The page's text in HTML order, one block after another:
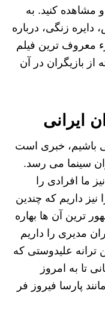
مشاهده کنید. به
دایره زنگی، درباره
و یا رحمان 1400 جزء معروف ترین فیلم
بازیگران در آن
ایرانی
باشیم، خبری است
سینما می رسد.
ما افرادی را
نیز داریم که چندین
ترین آن ها بهاره
مدیری را داریم
ترانه علیدوستی که
تا به امروز
پارسا فیروز فر